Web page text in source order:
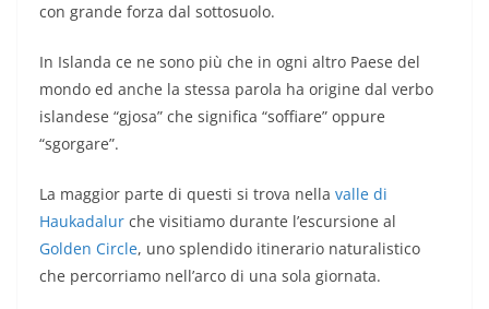
con grande forza dal sottosuolo.
In Islanda ce ne sono più che in ogni altro Paese del
mondo ed anche la stessa parola ha origine dal verbo
islandese “gjosa” che significa “soffiare” oppure
“sgorgare”.
La maggior parte di questi si trova nella valle di
Haukadalur che visitiamo durante l’escursione al
Golden Circle, uno splendido itinerario naturalistico
che percorriamo nell’arco di una sola giornata.